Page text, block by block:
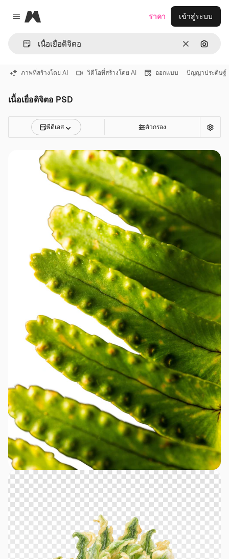
Close menu
Magnific
ชัดเจนค้นหา
ราคา เข้าสู่ระบบ
ภาพที่สร้างโดย AI วิดีโอที่สร้างโดย AI ออกแบบ ปัญญาประดิษฐ์
เนื้อเยื่อดิจิตอ PSD
พีดีเอส ตัวกรอง